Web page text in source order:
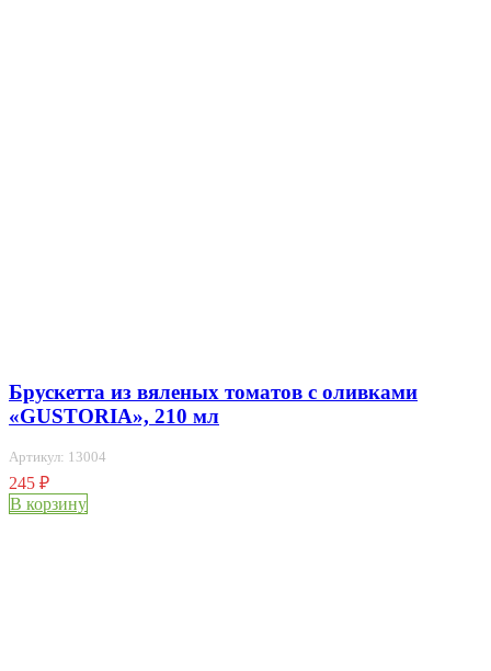
Брускетта из вяленых томатов с оливками
«GUSTORIA», 210 мл
Артикул: 13004
245 ₽
В корзину